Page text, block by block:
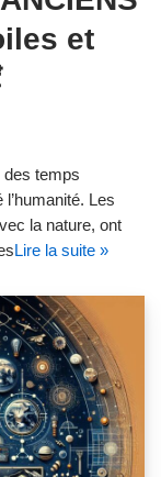
et
des temps
Les
la nature, ont
Lire la suite »